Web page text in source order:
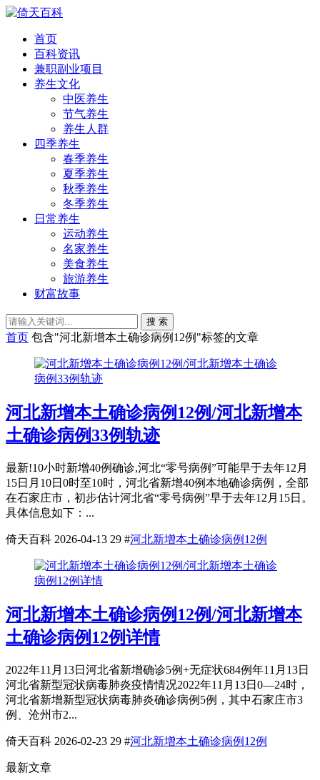
首页
百科资讯
兼职副业项目
养生文化
中医养生
节气养生
养生人群
四季养生
春季养生
夏季养生
秋季养生
冬季养生
日常养生
运动养生
名家养生
美食养生
旅游养生
财富故事
搜 索
首页 包含"河北新增本土确诊病例12例"标签的文章
河北新增本土确诊病例12例/河北新增本
土确诊病例33例轨迹
最新!10小时新增40例确诊,河北“零号病例”可能早于去年12月
15日月10日0时至10时，河北省新增40例本地确诊病例，全部
在石家庄市，初步估计河北省“零号病例”早于去年12月15日。
具体信息如下：...
倚天百科 2026-04-13 29 #河北新增本土确诊病例12例
河北新增本土确诊病例12例/河北新增本
土确诊病例12例详情
2022年11月13日河北省新增确诊5例+无症状684例年11月13日
河北省新型冠状病毒肺炎疫情情况2022年11月13日0—24时，
河北省新增新型冠状病毒肺炎确诊病例5例，其中石家庄市3
例、沧州市2...
倚天百科 2026-02-23 29 #河北新增本土确诊病例12例
最新文章